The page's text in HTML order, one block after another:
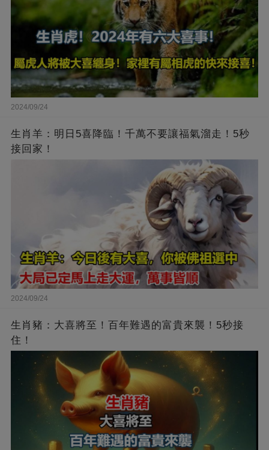
2024/09/24
生肖羊：明日5喜降臨！千萬不要讓福氣溜走！5秒
接回家！
2024/09/24
生肖豬：大喜將至！百年難遇的富貴來襲！5秒接
住！